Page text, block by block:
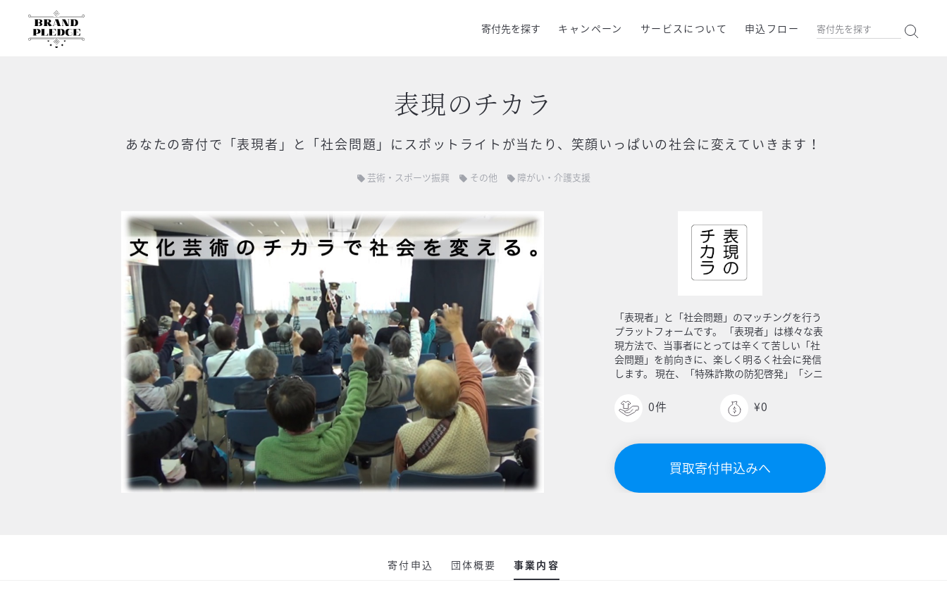
寄付先を探す キャンペーン サービスについて 申込フロー
表現のチカラ
あなたの寄付で 「表現者」と「社会問題」にスポットライトが当たり、笑顔いっぱいの社会に変えていきます！
local_offer 芸術・スポーツ振興 local_offer その他 local_offer 障がい・介護支援
「表現者」と「社会問題」のマッチングを行う
プラットフォームです。 「表現者」は様々な表
現方法で、当事者にとっては辛くて苦しい「社
会問題」を前向きに、楽しく明るく社会に発信
します。 現在、「特殊詐欺の防犯啓発」「シニ
症の啓発」に注力しており、「乳がんの啓発」
を演劇を通じて行なっている団体との協働もし
現者とのネットワークも少しずつ構築していく
所存です。 どうか、皆様の力を是非お貸しくだ
さい。
0件 ¥0
買取寄付申込みへ
寄付申込 団体概要 事業内容